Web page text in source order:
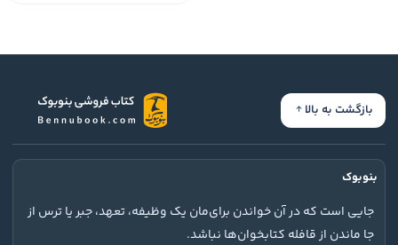
بازگشت به بالا
بنوبوک
جایی است که در آن خواندن برای‌مان یک وظیفه، تعهد، جبر یا ترس از
جا ماندن از قافله کتابخوان‌ها نباشد.